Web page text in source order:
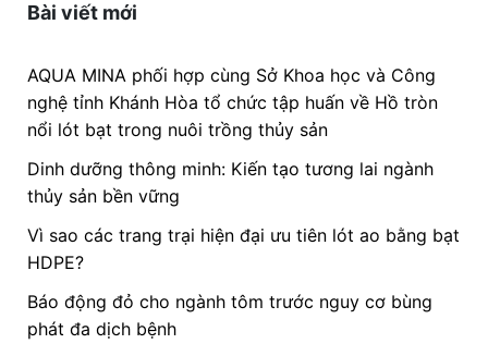
Bài viết mới
AQUA MINA phối hợp cùng Sở Khoa học và Công
nghệ tỉnh Khánh Hòa tổ chức tập huấn về Hồ tròn
nổi lót bạt trong nuôi trồng thủy sản
Dinh dưỡng thông minh: Kiến tạo tương lai ngành
thủy sản bền vững
Vì sao các trang trại hiện đại ưu tiên lót ao bằng bạt
HDPE?
Báo động đỏ cho ngành tôm trước nguy cơ bùng
phát đa dịch bệnh